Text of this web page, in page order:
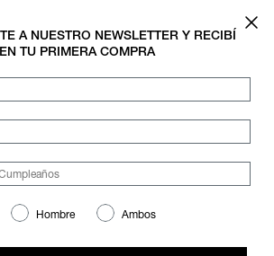
BUSCAR
A NUESTRO NEWSLETTER Y RECIBÍ
TU PRIMERA COMPRA
Hombre Ambos